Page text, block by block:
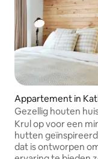
Appartement in
Gezellig houten
appartement
Krul op voor een
hutten
dat is ontworpen